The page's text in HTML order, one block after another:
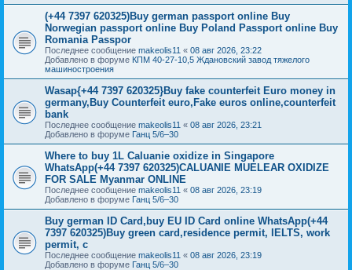
(+44 7397 620325)Buy german passport online Buy
Norwegian passport online Buy Poland Passport online Buy
Romania Passpor
Последнее сообщение makeolis11 « 08 авг 2026, 23:22
Добавлено в форуме КПМ 40-27-10,5 Ждановский завод тяжелого
машиностроения
Wasap{+44 7397 620325}Buy fake counterfeit Euro money in
germany,Buy Counterfeit euro,Fake euros online,counterfeit
bank
Последнее сообщение makeolis11 « 08 авг 2026, 23:21
Добавлено в форуме Ганц 5/6–30
Where to buy 1L Caluanie oxidize in Singapore
WhatsApp(+44 7397 620325)CALUANIE MUELEAR OXIDIZE
FOR SALE Myanmar ONLINE
Последнее сообщение makeolis11 « 08 авг 2026, 23:19
Добавлено в форуме Ганц 5/6–30
Buy german ID Card,buy EU ID Card online WhatsApp(+44
7397 620325)Buy green card,residence permit, IELTS, work
permit, c
Последнее сообщение makeolis11 « 08 авг 2026, 23:19
Добавлено в форуме Ганц 5/6–30